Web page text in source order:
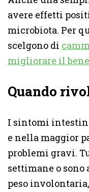
avere effetti
microbiota. Per
scelgono di
migliorare il
Quando
I sintomi
e nella maggior
problemi gravi.
settimane o sono
peso